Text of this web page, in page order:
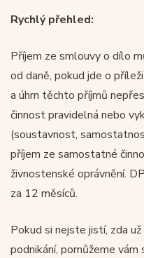
Rychlý přehled:
Příjem ze smlouvy o dílo
od daně, pokud jde o
a úhrn těchto příjmů
činnost pravidelná nebo
(soustavnost,
příjem ze samostatné
živnostenské oprávnění.
za 12 měsíců.
Pokud si nejste jistí, zda
podnikání, pomůžeme